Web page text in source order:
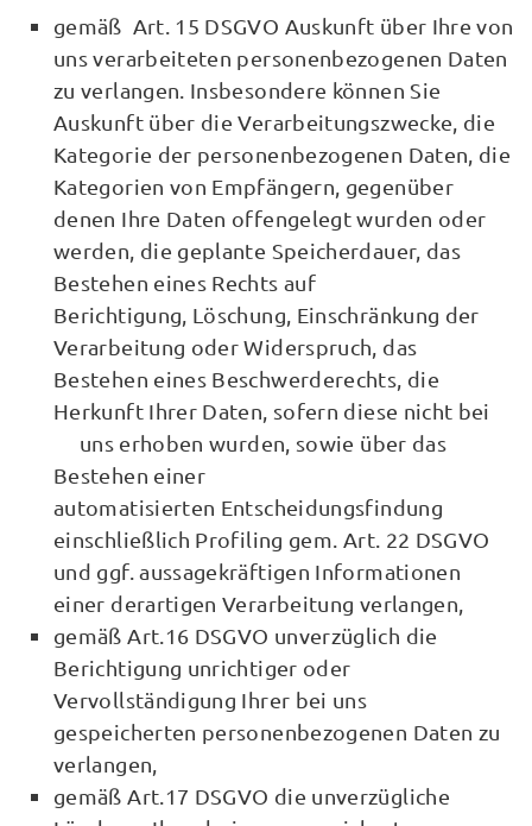
gemäß Art. 15 DSGVO Auskunft über Ihre von
uns verarbeiteten personenbezogenen Daten
zu verlangen. Insbesondere können Sie
Auskunft über die Verarbeitungszwecke, die
Kategorie der personenbezogenen Daten, die
Kategorien von Empfängern, gegenüber
denen Ihre Daten offengelegt wurden oder
werden, die geplante Speicherdauer, das
Bestehen eines Rechts auf
Berichtigung, Löschung, Einschränkung der
Verarbeitung oder Widerspruch, das
Bestehen eines Beschwerderechts, die
Herkunft Ihrer Daten, sofern diese nicht bei
uns erhoben wurden, sowie über das
Bestehen einer
automatisierten Entscheidungsfindung
einschließlich Profiling gem. Art. 22 DSGVO
und ggf. aussagekräftigen Informationen
einer derartigen Verarbeitung verlangen,
gemäß Art.16 DSGVO unverzüglich die
Berichtigung unrichtiger oder
Vervollständigung Ihrer bei uns
gespeicherten personenbezogenen Daten zu
verlangen,
gemäß Art.17 DSGVO die unverzügliche